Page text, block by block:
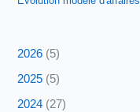
2026 (5)
2025 (5)
2024 (27)